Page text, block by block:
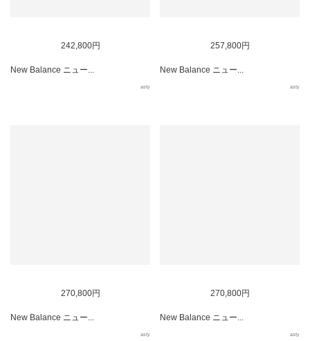
242,800円
New Balance ニュー...
asty
257,800円
New Balance ニュー...
asty
270,800円
New Balance ニュー...
asty
270,800円
New Balance ニュー...
asty